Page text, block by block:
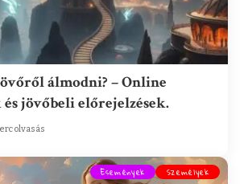
álmodni? – Online
jövőbeli előrejelzések.
olvasás
Események Személyek